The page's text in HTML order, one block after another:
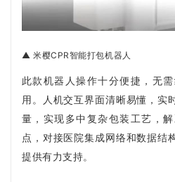
▲ 米樱CPR智能打包机器人
此款机器人操作十分便捷，无
用。
人机交互界面清晰易懂，实
量，实现多中复杂包装工艺，
点，对接医院集成网络和数据结
提供有力支持。